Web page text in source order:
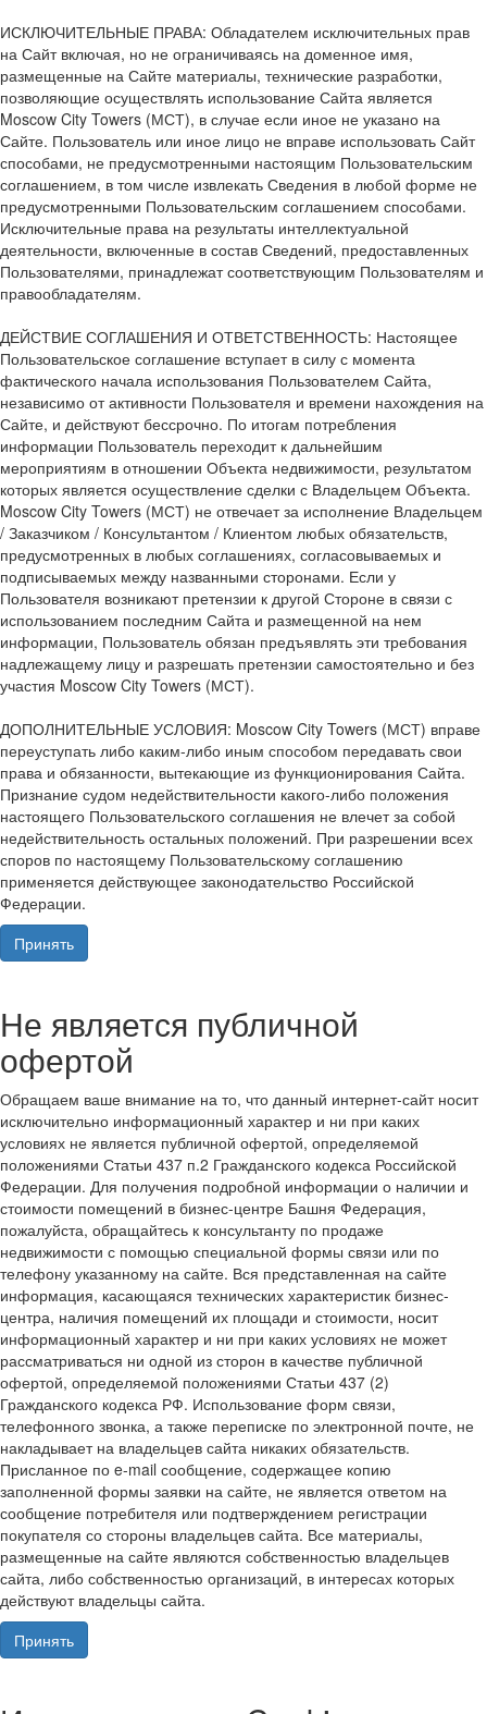
ИСКЛЮЧИТЕЛЬНЫЕ ПРАВА: Обладателем исключительных прав
на Сайт включая, но не ограничиваясь на доменное имя,
размещенные на Сайте материалы, технические разработки,
позволяющие осуществлять использование Сайта является
Moscow City Towers (МСТ), в случае если иное не указано на
Сайте. Пользователь или иное лицо не вправе использовать Сайт
способами, не предусмотренными настоящим Пользовательским
соглашением, в том числе извлекать Сведения в любой форме не
предусмотренными Пользовательским соглашением способами.
Исключительные права на результаты интеллектуальной
деятельности, включенные в состав Сведений, предоставленных
Пользователями, принадлежат соответствующим Пользователям и
правообладателям.
ДЕЙСТВИЕ СОГЛАШЕНИЯ И ОТВЕТСТВЕННОСТЬ: Настоящее
Пользовательское соглашение вступает в силу с момента
фактического начала использования Пользователем Сайта,
независимо от активности Пользователя и времени нахождения на
Сайте, и действуют бессрочно. По итогам потребления
информации Пользователь переходит к дальнейшим
мероприятиям в отношении Объекта недвижимости, результатом
которых является осуществление сделки с Владельцем Объекта.
Moscow City Towers (МСТ) не отвечает за исполнение Владельцем
/ Заказчиком / Консультантом / Клиентом любых обязательств,
предусмотренных в любых соглашениях, согласовываемых и
подписываемых между названными сторонами. Если у
Пользователя возникают претензии к другой Стороне в связи с
использованием последним Сайта и размещенной на нем
информации, Пользователь обязан предъявлять эти требования
надлежащему лицу и разрешать претензии самостоятельно и без
участия Moscow City Towers (МСТ).
ДОПОЛНИТЕЛЬНЫЕ УСЛОВИЯ: Moscow City Towers (МСТ) вправе
переуступать либо каким-либо иным способом передавать свои
права и обязанности, вытекающие из функционирования Сайта.
Признание судом недействительности какого-либо положения
настоящего Пользовательского соглашения не влечет за собой
недействительность остальных положений. При разрешении всех
споров по настоящему Пользовательскому соглашению
применяется действующее законодательство Российской
Федерации.
Принять
Не является публичной
офертой
Обращаем ваше внимание на то, что данный интернет-сайт носит
исключительно информационный характер и ни при каких
условиях не является публичной офертой, определяемой
положениями Статьи 437 п.2 Гражданского кодекса Российской
Федерации. Для получения подробной информации о наличии и
стоимости помещений в бизнес-центре Башня Федерация,
пожалуйста, обращайтесь к консультанту по продаже
недвижимости с помощью специальной формы связи или по
телефону указанному на сайте. Вся представленная на сайте
информация, касающаяся технических характеристик бизнес-
центра, наличия помещений их площади и стоимости, носит
информационный характер и ни при каких условиях не может
рассматриваться ни одной из сторон в качестве публичной
офертой, определяемой положениями Статьи 437 (2)
Гражданского кодекса РФ. Использование форм связи,
телефонного звонка, а также переписке по электронной почте, не
накладывает на владельцев сайта никаких обязательств.
Присланное по e-mail сообщение, содержащее копию
заполненной формы заявки на сайте, не является ответом на
сообщение потребителя или подтверждением регистрации
покупателя со стороны владельцев сайта. Все материалы,
размещенные на сайте являются собственностью владельцев
сайта, либо собственностью организаций, в интересах которых
действуют владельцы сайта.
Принять